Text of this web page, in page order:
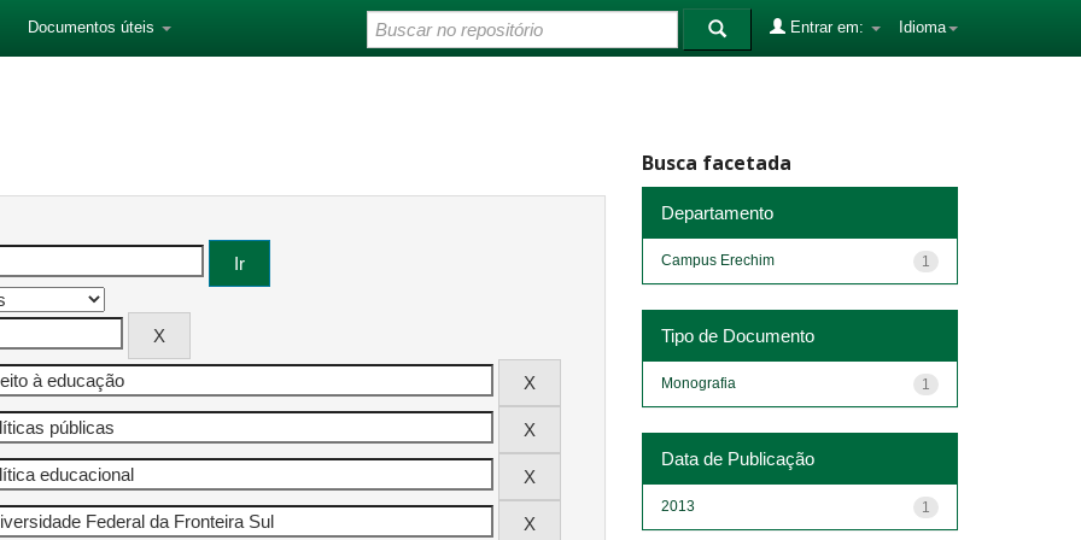
Documentos úteis Idioma
Entrar em:
Busca facetada
Departamento
1
Campus Erechim
Tipo de Documento
1
Monografia
Data de Publicação
1
2013